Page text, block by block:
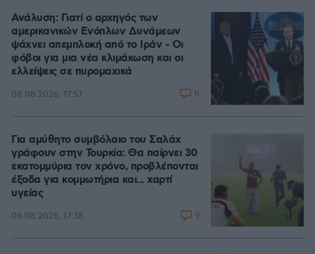
Ανάλυση: Γιατί ο αρχηγός των
αμερικανικών Ενόπλων Δυνάμεων
ψάχνει απεμπλοκή από το Ιράν - Οι
φόβοι για μια νέα κλιμάκωση και οι
ελλείψεις σε πυρομαχικά
08.08.2026, 17:57 8
Για αμύθητο συμβόλαιο του Σαλάχ
γράφουν στην Τουρκία: Θα παίρνει 30
εκατομμύρια τον χρόνο, προβλέπονται
έξοδα για κομμωτήρια και... χαρτί
υγείας
08.08.2026, 17:38 9